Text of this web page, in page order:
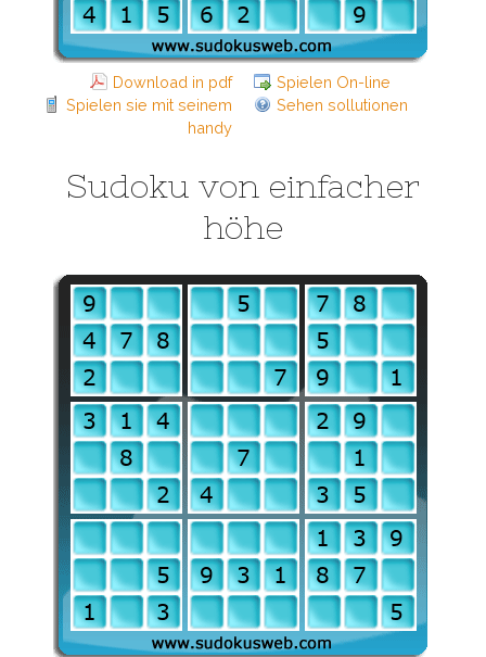
Download in pdf
Spielen On-line
Spielen sie mit seinem
handy
Sehen sollutionen
Sudoku von einfacher
höhe